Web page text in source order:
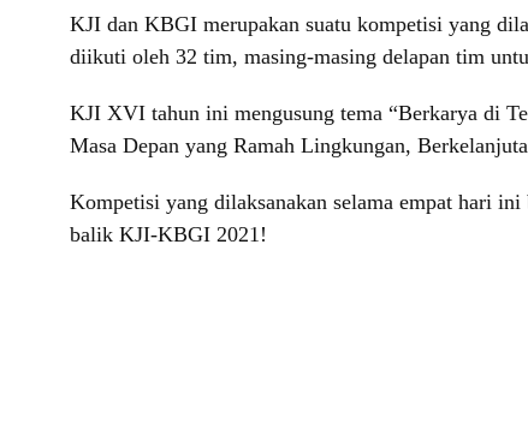
KJI dan KBGI merupakan suatu kompetisi yang
diikuti oleh 32 tim, masing-masing delapan tim
KJI XVI tahun ini mengusung tema “Berkarya di
Masa Depan yang Ramah Lingkungan,
Kompetisi yang dilaksanakan selama empat hari
balik KJI-KBGI 2021!